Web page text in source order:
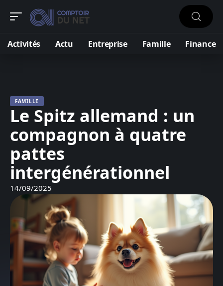
Activités Actu Entreprise Famille Finance
FAMILLE
Le Spitz allemand : un
compagnon à quatre
pattes
intergénérationnel
14/09/2025